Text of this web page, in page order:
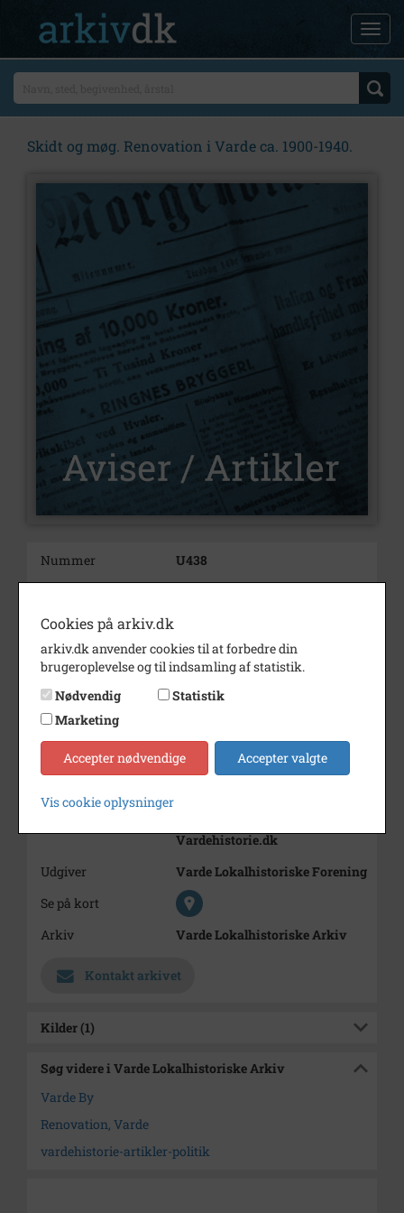
Skidt og møg. Renovation i Varde ca. 1900-1940.
Nummer
U438
Illustrationer
Forfatter(e)
Af Ole Nørskov Nielsen.
Indholdsnote
En beretning om hvor
omfattende og tidskrævende
på grund af partiernes uenighed
om hvem, der skal betale.
Vardehistorie.dk
Udgiver
Varde Lokalhistoriske Forening
Se på kort
Arkiv
Varde Lokalhistoriske Arkiv
Kontakt arkivet
Kilder (1)
Søg videre i Varde Lokalhistoriske Arkiv
Varde By
Renovation, Varde
vardehistorie-artikler-politik
Cookies på arkiv.dk
arkiv.dk anvender cookies til at forbedre din
brugeroplevelse og til indsamling af statistik.
Nødvendig
Statistik
Marketing
Accepter nødvendige Accepter valgte
Vis cookie oplysninger